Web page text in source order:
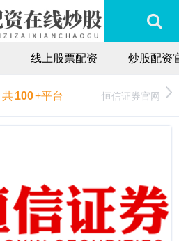
线上股票配资 炒股配资
共100+平台 恒信证券官网